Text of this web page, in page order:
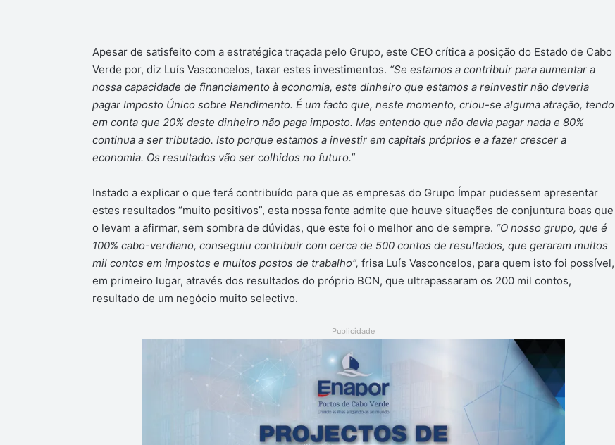
Apesar de satisfeito com a estratégica traçada pelo Grupo, este CEO crítica a posição do Estado de Cabo
Verde por, diz Luís Vasconcelos, taxar estes investimentos. “Se estamos a contribuir para aumentar a
nossa capacidade de financiamento à economia, este dinheiro que estamos a reinvestir não deveria
pagar Imposto Único sobre Rendimento. É um facto que, neste momento, criou-se alguma atração, tendo
em conta que 20% deste dinheiro não paga imposto. Mas entendo que não devia pagar nada e 80%
continua a ser tributado. Isto porque estamos a investir em capitais próprios e a fazer crescer a
economia. Os resultados vão ser colhidos no futuro.”
Instado a explicar o que terá contribuído para que as empresas do Grupo Ímpar pudessem apresentar
estes resultados “muito positivos”, esta nossa fonte admite que houve situações de conjuntura boas que
o levam a afirmar, sem sombra de dúvidas, que este foi o melhor ano de sempre. “O nosso grupo, que é
100% cabo-verdiano, conseguiu contribuir com cerca de 500 contos de resultados, que geraram muitos
mil contos em impostos e muitos postos de trabalho”, frisa Luís Vasconcelos, para quem isto foi possível,
em primeiro lugar, através dos resultados do próprio BCN, que ultrapassaram os 200 mil contos,
resultado de um negócio muito selectivo.
Publicidade